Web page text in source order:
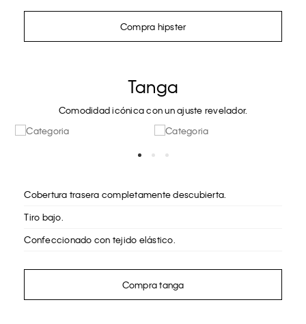
Compra hipster
Tanga
Comodidad icónica con un ajuste revelador.
Cobertura trasera completamente descubierta.
Tiro bajo.
Confeccionado con tejido elástico.
Compra tanga